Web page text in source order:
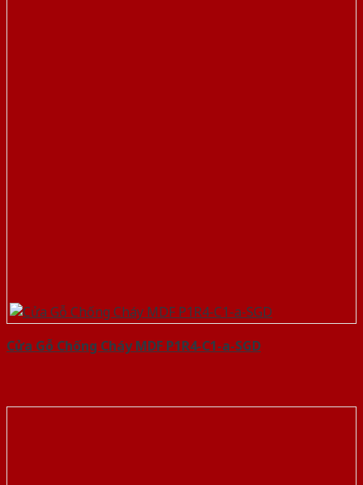
Cửa Gỗ Chống Cháy MDF P1R4-C1-a-SGD